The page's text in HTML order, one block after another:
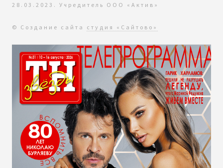
28.03.2023. Учредитель ООО «Актив»
© Создание сайта студия «Сайтово»